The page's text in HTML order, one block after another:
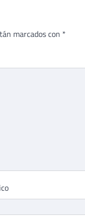
marcados con *